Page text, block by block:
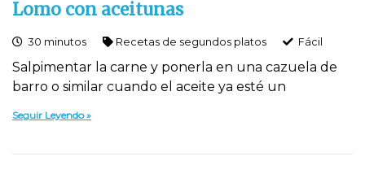
Lomo con aceitunas
30 minutos Recetas de segundos platos Fácil
Salpimentar la carne y ponerla en una cazuela de
barro o similar cuando el aceite ya esté un
Seguir Leyendo